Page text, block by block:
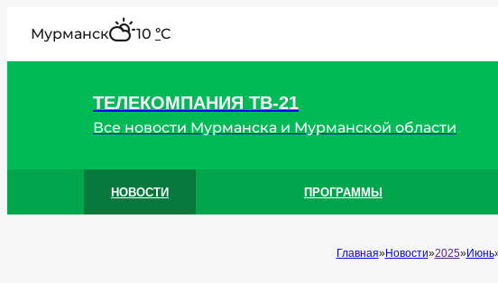
Мурманск"10 °C
ТЕЛЕКОМПАНИЯ ТВ-21
Все новости Мурманска и Мурманской области
НОВОСТИ ПРОГРАММЫ
Главная Новости 2025 Июнь